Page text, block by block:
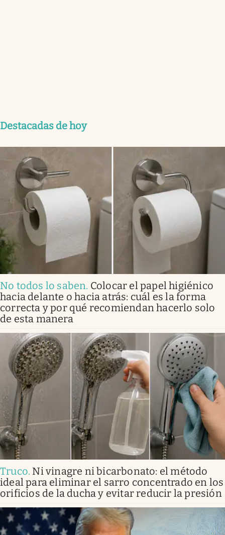
Destacadas de hoy
No todos lo saben. Colocar el papel higiénico
hacia delante o hacia atrás: cuál es la forma
correcta y por qué recomiendan hacerlo solo
de esta manera
Truco. Ni vinagre ni bicarbonato: el método
ideal para eliminar el sarro concentrado en los
orificios de la ducha y evitar reducir la presión